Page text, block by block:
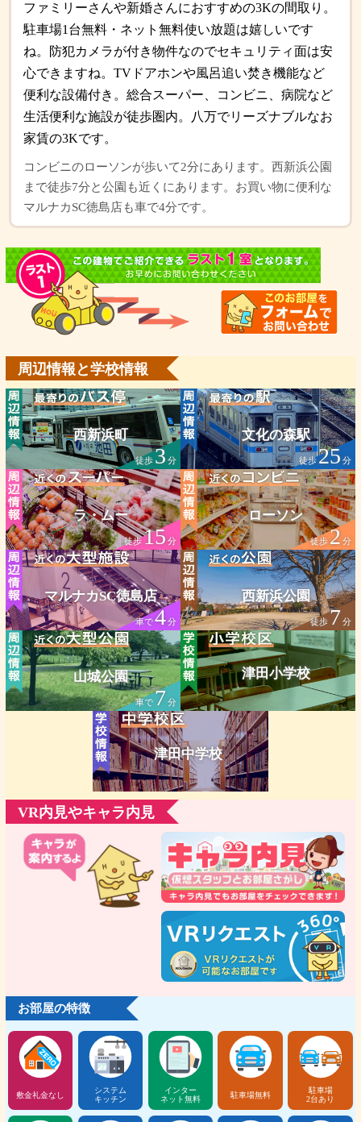
ファミリーさんや新婚さんにおすすめの3Kの間取り。
駐車場1台無料・ネット無料使い放題は嬉しいです
ね。防犯カメラが付き物件なのでセキュリティ面は安
心できますね。TVドアホンや風呂追い焚き機能など
便利な設備付き。総合スーパー、コンビニ、病院など
生活便利な施設が徒歩圏内。八万でリーズナブルなお
家賃の3Kです。
コンビニのローソンが歩いて2分にあります。西新浜公園
まで徒歩7分と公園も近くにあります。お買い物に便利な
マルナカSC徳島店も車で4分です。
周辺情報と学校情報
西新浜町
徒歩3分
文化の森駅
徒歩25 分
ラ・ムー
徒歩15分
ローソン
徒歩2分
マルナカSC徳島店
車で4分
西新浜公園
徒歩7分
山城公園
車で7分
津田小学校
津田中学校
VR内見やキャラ内見
お部屋の特徴
敷金礼金なし
システム
キッチン
インター
ネット無料
駐車場無料
駐車場
2台あり